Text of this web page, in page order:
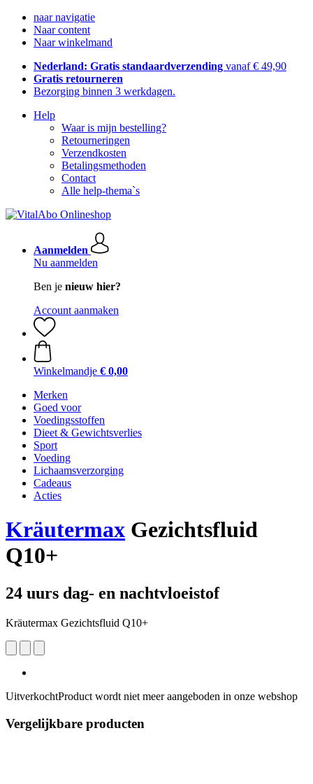
naar navigatie
Naar content
Naar winkelmand
Nederland: Gratis standaardverzending vanaf € 49,90
Gratis retourneren
Bezorging binnen 3 werkdagen.
Help
Waar is mijn bestelling?
Retourneringen
Verzendkosten
Betalingsmethoden
Contact
Alle help-thema`s
Aanmelden
Nu aanmelden
Ben je nieuw hier?
Account aanmaken
Winkelmandje € 0,00
Merken
Goed voor
Voedingsstoffen
Dieet & Gewichtsverlies
Sport
Voeding
Lichaamsverzorging
Cadeaus
Acties
Kräutermax Gezichtsfluid
Q10+
24 uurs dag- en nachtvloeistof
Kräutermax Gezichtsfluid Q10+
UitverkochtProduct wordt niet meer aangeboden in onze webshop
Vergelijkbare producten